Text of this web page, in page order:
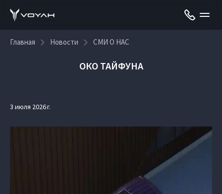
Главная Новости СМИ О НАС
ОКО ТАЙФУНА
3 июля 2026 г.